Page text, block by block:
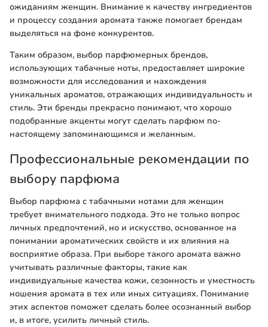
ожиданиям женщин. Внимание к качеству ингредиентов
и процессу создания аромата также помогает брендам
выделяться на фоне конкурентов.
Таким образом, выбор парфюмерных брендов,
использующих табачные ноты, предоставляет широкие
возможности для исследования и нахождения
уникальных ароматов, отражающих индивидуальность и
стиль. Эти бренды прекрасно понимают, что хорошо
подобранные акценты могут сделать парфюм по-
настоящему запоминающимся и желанным.
Профессиональные рекомендации по
выбору парфюма
Выбор парфюма с табачными нотами для женщин
требует внимательного подхода. Это не только вопрос
личных предпочтений, но и искусство, основанное на
понимании ароматических свойств и их влияния на
восприятие образа. При выборе такого аромата важно
учитывать различные факторы, такие как
индивидуальные качества кожи, сезонность и уместность
ношения аромата в тех или иных ситуациях. Понимание
этих аспектов поможет сделать более осознанный выбор
и, в итоге, усилить личный стиль.